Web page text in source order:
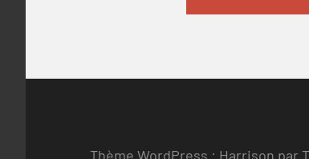
Thème WordPress : Harrison par